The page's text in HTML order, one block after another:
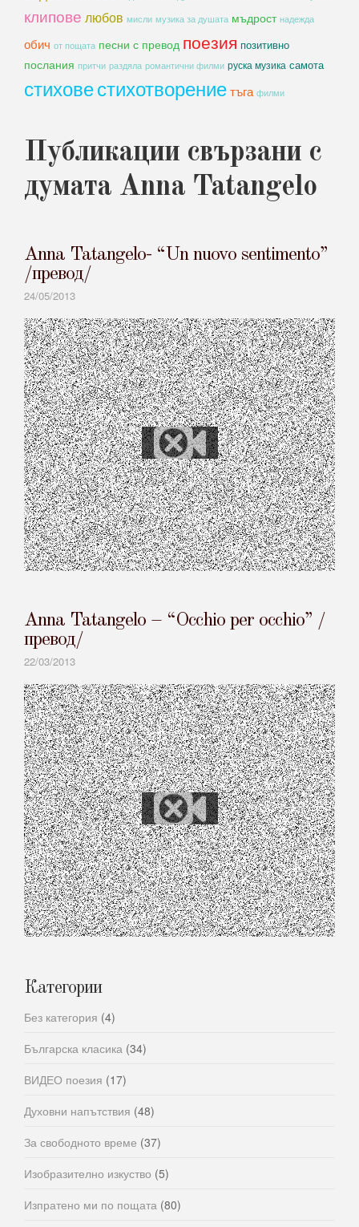
клипове любов мисли музика за душата мъдрост надежда
обич от пощата песни с превод поезия позитивно
послания притчи раздяла романтични филми руска музика самота
стиховестихотворениетъга филми
Публикации свързани с
думата Anna Tatangelo
Anna Tatangelo- “Un nuovo sentimento”
/превод/
24/05/2013
Anna Tatangelo – “Occhio per occhio” /
превод/
22/03/2013
Категории
Без категория (4)
Българска класика (34)
ВИДЕО поезия (17)
Духовни напътствия (48)
За свободното време (37)
Изобразително изкуство (5)
Изпратено ми по пощата (80)